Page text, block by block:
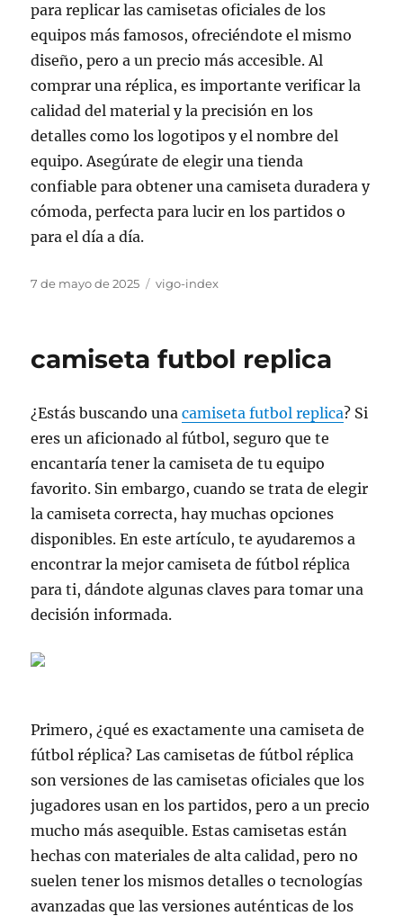
para replicar las camisetas oficiales de los
equipos más famosos, ofreciéndote el mismo
diseño, pero a un precio más accesible. Al
comprar una réplica, es importante verificar la
calidad del material y la precisión en los
detalles como los logotipos y el nombre del
equipo. Asegúrate de elegir una tienda
confiable para obtener una camiseta duradera y
cómoda, perfecta para lucir en los partidos o
para el día a día.
Publicado
7 de mayo de 2025 Categorías
vigo-index
camiseta futbol replica
¿Estás buscando unacamiseta futbol replica? Si
eres un aficionado al fútbol, seguro que te
encantaría tener la camiseta de tu equipo
favorito. Sin embargo, cuando se trata de elegir
la camiseta correcta, hay muchas opciones
disponibles. En este artículo, te ayudaremos a
encontrar la mejor camiseta de fútbol réplica
para ti, dándote algunas claves para tomar una
decisión informada.
Primero, ¿qué es exactamente una camiseta de
fútbol réplica? Las camisetas de fútbol réplica
son versiones de las camisetas oficiales que los
jugadores usan en los partidos, pero a un precio
mucho más asequible. Estas camisetas están
hechas con materiales de alta calidad, pero no
suelen tener los mismos detalles o tecnologías
avanzadas que las versiones auténticas de los